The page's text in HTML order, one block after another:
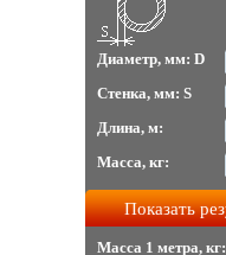
Диаметр, мм: D
Стенка, мм: S
Длина, м:
Масса, кг:
Масса 1 метра, кг: